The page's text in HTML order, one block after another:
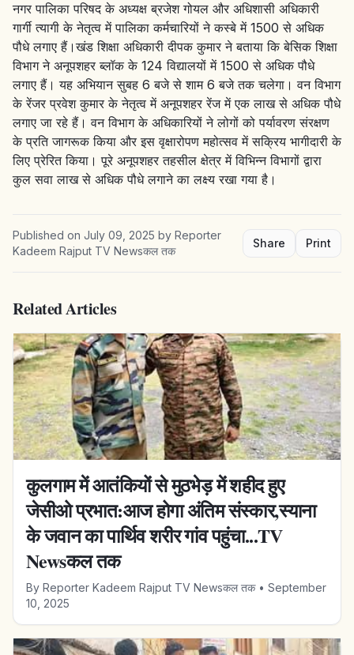
नगर पालिका परिषद के अध्यक्ष ब्रजेश गोयल और अधिशासी अधिकारी
गार्गी त्यागी के नेतृत्व में पालिका कर्मचारियों ने कस्बे में 1500 से अधिक
पौधे लगाए हैं।खंड शिक्षा अधिकारी दीपक कुमार ने बताया कि बेसिक शिक्षा
विभाग ने अनूपशहर ब्लॉक के 124 विद्यालयों में 1500 से अधिक पौधे
लगाए हैं। यह अभियान सुबह 6 बजे से शाम 6 बजे तक चलेगा। वन विभाग
के रेंजर प्रवेश कुमार के नेतृत्व में अनूपशहर रेंज में एक लाख से अधिक पौधे
लगाए जा रहे हैं। वन विभाग के अधिकारियों ने लोगों को पर्यावरण संरक्षण
के प्रति जागरूक किया और इस वृक्षारोपण महोत्सव में सक्रिय भागीदारी के
लिए प्रेरित किया। पूरे अनूपशहर तहसील क्षेत्र में विभिन्न विभागों द्वारा
कुल सवा लाख से अधिक पौधे लगाने का लक्ष्य रखा गया है।
Published on July 09, 2025 by Reporter
Kadeem Rajput TV Newsकल तक
Share Print
Related Articles
कुलगाम में आतंकियों से मुठभेड़ में शहीद हुए
जेसीओ प्रभात:आज होगा अंतिम संस्कार,स्याना
के जवान का पार्थिव शरीर गांव पहुंचा...TV
Newsकल तक
By Reporter Kadeem Rajput TV Newsकल तक• September
10, 2025